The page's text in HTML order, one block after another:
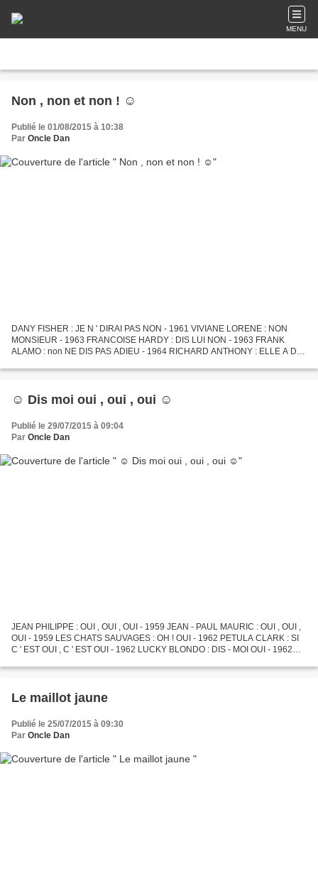
MENU
Non , non et non ! ☺
Publié le 01/08/2015 à 10:38
Par Oncle Dan
DANY FISHER : JE N ' DIRAI PAS NON - 1961 VIVIANE LORENE : NON
MONSIEUR - 1963 FRANCOISE HARDY : DIS LUI NON - 1963 FRANK
ALAMO : non NE DIS PAS ADIEU - 1964 RICHARD ANTHONY : ELLE A DIT
NON...
☺ Dis moi oui , oui , oui ☺
Publié le 29/07/2015 à 09:04
Par Oncle Dan
JEAN PHILIPPE : OUI , OUI , OUI - 1959 JEAN - PAUL MAURIC : OUI , OUI ,
OUI - 1959 LES CHATS SAUVAGES : OH ! OUI - 1962 PETULA CLARK : SI
C ' EST OUI , C ' EST OUI - 1962 LUCKY BLONDO : DIS - MOI OUI - 1962
Le maillot jaune
Publié le 25/07/2015 à 09:30
Par Oncle Dan